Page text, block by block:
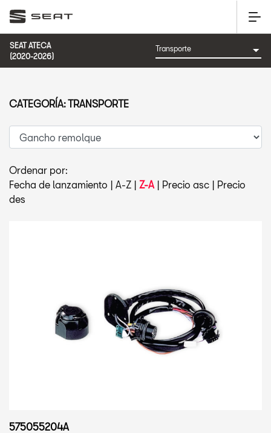
SEAT ATECA
(2020-2026)
Ordenar por:
Fecha de lanzamiento | A-Z | Z-A | Precio asc | Precio
des
575055204A
CATEGORÍA: TRANSPORTE